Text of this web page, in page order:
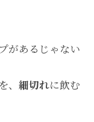
があるじゃない
細切れに飲む